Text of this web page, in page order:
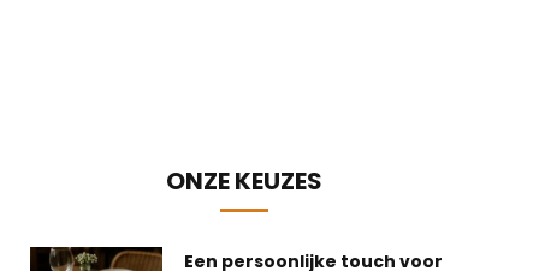
ONZE KEUZES
Een persoonlijke touch voor